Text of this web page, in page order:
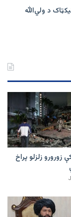
د ولي‌الله
زورورو زلزلو پراخ